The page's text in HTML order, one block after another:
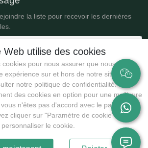
Web utilise des cookies
pour nous assurer que nous vous
expérience sur et hors de notre site Web.
notre politique de confidentialité.
des cookies en option pour une meilleure
n'êtes pas d'accord avec le paramètre
cliquer sur "Paramètre de cookie" pour
personnaliser le cookie.
la liste pour recevoir les dernières